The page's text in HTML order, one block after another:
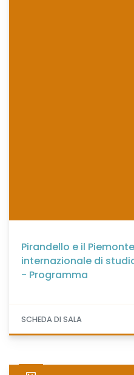
Pirandello e il
internazionale di
- Programma
SCHEDA DI SALA